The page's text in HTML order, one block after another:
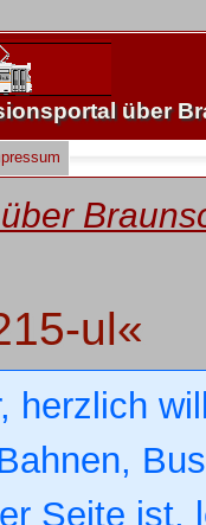
über
ul«
herzlich
Seite